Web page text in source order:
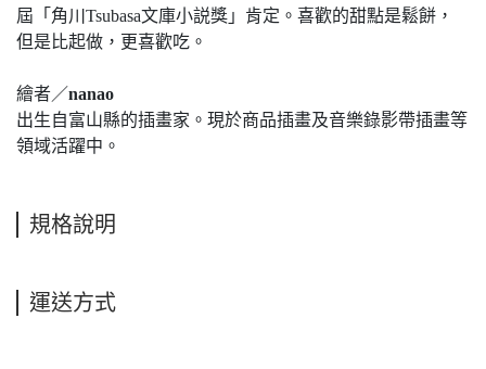
屆「角川Tsubasa文庫小説獎」肯定。喜歡的甜點是鬆餅，
但是比起做，更喜歡吃。
繪者／nanao
出生自富山縣的插畫家。現於商品插畫及音樂錄影帶插畫等
領域活躍中。
規格說明
運送方式